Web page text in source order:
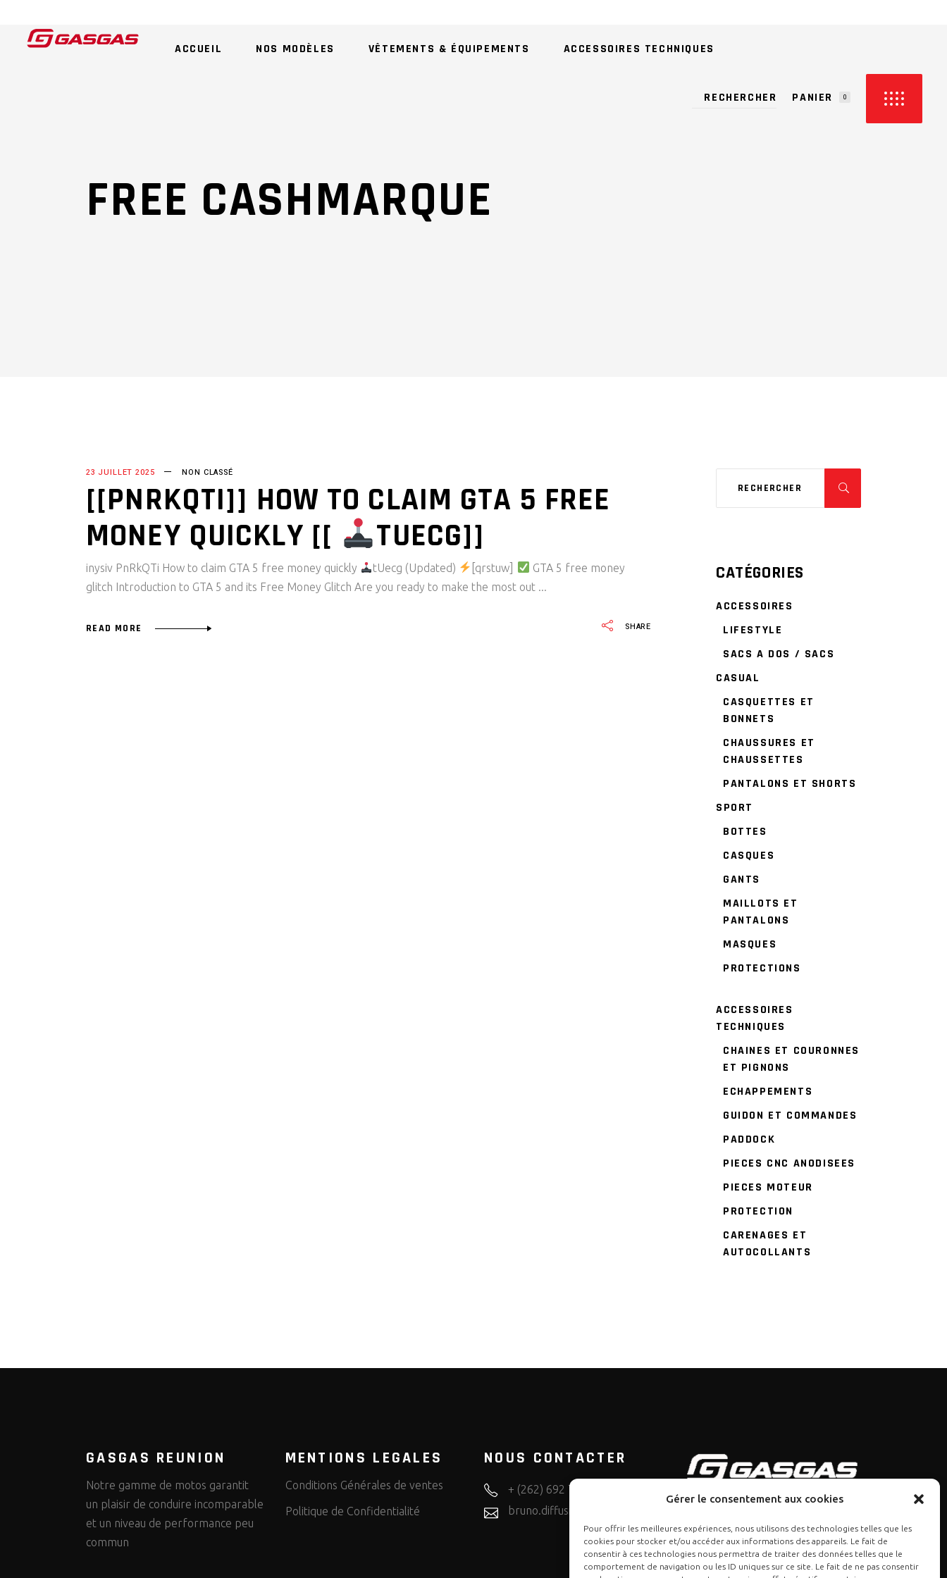
Gérer le consentement aux cookies
Pour offrir les meilleures expériences, nous utilisons des technologies telles que les
cookies pour stocker et/ou accéder aux informations des appareils. Le fait de
consentir à ces technologies nous permettra de traiter des données telles que le
comportement de navigation ou les ID uniques sur ce site. Le fait de ne pas consentir
ACCUEIL NOS MODÈLES VÊTEMENTS & ÉQUIPEMENTS ACCESSOIRES TECHNIQUES
PANIER 0
FREE CASHMARQUE
23 JUILLET 2025 NON CLASSÉ
[[PNRKQTI]] HOW TO CLAIM GTA 5 FREE
MONEY QUICKLY [[
TUECG]]
inysiv PnRkQTi How to claim GTA 5 free money quickly tUecg (Updated) [qrstuw]
GTA 5 free money
glitch Introduction to GTA 5 and its Free Money Glitch Are you ready to make the most out
READ MORE SHARE
CATÉGORIES
ACCESSOIRES
LIFESTYLE
SACS A DOS / SACS
CASUAL
CASQUETTES ET
BONNETS
CHAUSSURES ET
CHAUSSETTES
PANTALONS ET SHORTS
SPORT
BOTTES
CASQUES
GANTS
MAILLOTS ET
PANTALONS
MASQUES
PROTECTIONS
ACCESSOIRES
TECHNIQUES
CHAINES ET COURONNES
ET PIGNONS
ECHAPPEMENTS
GUIDON ET COMMANDES
PADDOCK
PIECES CNC ANODISEES
PIECES MOTEUR
PROTECTION
CARENAGES ET
AUTOCOLLANTS
GASGAS REUNION
Notre gamme de motos garantit
un plaisir de conduire incomparable
et un niveau de performance peu
commun
MENTIONS LEGALES
Conditions Générales de ventes
Politique de Confidentialité
NOUS CONTACTER
+ (262) 692 72 50 57
bruno.diffusion.motos